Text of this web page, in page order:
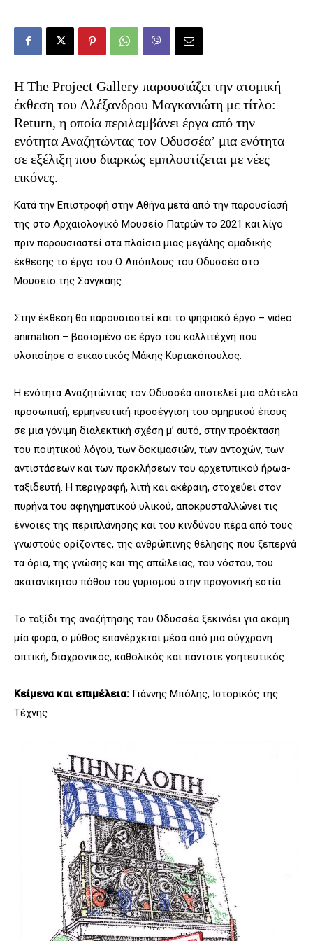
Η The Project Gallery παρουσιάζει την ατομική
έκθεση του Αλέξανδρου Μαγκανιώτη με τίτλο:
Return, η οποία περιλαμβάνει έργα από την
ενότητα Αναζητώντας τον Οδυσσέα’ μια ενότητα
σε εξέλιξη που διαρκώς εμπλουτίζεται με νέες
εικόνες.
Κατά την Επιστροφή στην Αθήνα μετά από την παρουσίασή
της στο Αρχαιολογικό Μουσείο Πατρών το 2021 και λίγο
πριν παρουσιαστεί στα πλαίσια μιας μεγάλης ομαδικής
έκθεσης το έργο του Ο Απόπλους του Οδυσσέα στο
Μουσείο της Σανγκάης.
Στην έκθεση θα παρουσιαστεί και το ψηφιακό έργο – video
animation – βασισμένο σε έργο του καλλιτέχνη που
υλοποίησε ο εικαστικός Μάκης Κυριακόπουλος.
Η ενότητα Αναζητώντας τον Οδυσσέα αποτελεί μια ολότελα
προσωπική, ερμηνευτική προσέγγιση του ομηρικού έπους
σε μια γόνιμη διαλεκτική σχέση μ’ αυτό, στην προέκταση
του ποιητικού λόγου, των δοκιμασιών, των αντοχών, των
αντιστάσεων και των προκλήσεων του αρχετυπικού ήρωα-
ταξιδευτή. Η περιγραφή, λιτή και ακέραιη, στοχεύει στον
πυρήνα του αφηγηματικού υλικού, αποκρυσταλλώνει τις
έννοιες της περιπλάνησης και του κινδύνου πέρα από τους
γνωστούς ορίζοντες, της ανθρώπινης θέλησης που ξεπερνά
τα όρια, της γνώσης και της απώλειας, του νόστου, του
ακατανίκητου πόθου του γυρισμού στην προγονική εστία.
Το ταξίδι της αναζήτησης του Οδυσσέα ξεκινάει για ακόμη
μία φορά, ο μύθος επανέρχεται μέσα από μια σύγχρονη
οπτική, διαχρονικός, καθολικός και πάντοτε γοητευτικός.
Κείμενα και επιμέλεια: Γιάννης Μπόλης, Ιστορικός της
Τέχνης